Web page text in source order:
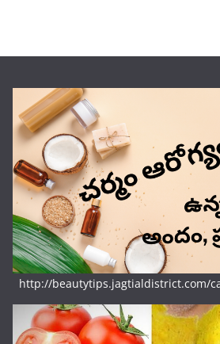
http://beautytips.jagtialdistrict.com/